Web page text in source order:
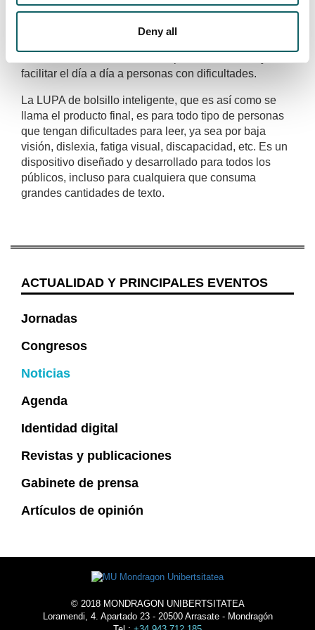
Deny all
universidad tiene en la localidad guipuzcoana de
Oñati. El resultado de su trabajo es la
facilitar el día a día a personas con dificultades.
La LUPA de bolsillo inteligente, que es así como se
llama el producto final, es para todo tipo de personas
que tengan dificultades para leer, ya sea por baja
visión, dislexia, fatiga visual, discapacidad, etc. Es un
dispositivo diseñado y desarrollado para todos los
públicos, incluso para cualquiera que consuma
grandes cantidades de texto.
ACTUALIDAD Y PRINCIPALES EVENTOS
Jornadas
Congresos
Noticias
Agenda
Identidad digital
Revistas y publicaciones
Gabinete de prensa
Artículos de opinión
© 2018 MONDRAGON UNIBERTSITATEA
Loramendi, 4. Apartado 23 - 20500 Arrasate - Mondragón